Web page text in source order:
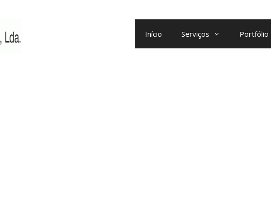
Início Serviços Portfólio